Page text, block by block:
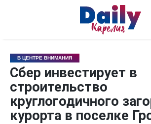
В ЦЕНТРЕ ВНИМАНИЯ
Сбер инвестирует в
строительство
круглогодичного
курорта в поселке